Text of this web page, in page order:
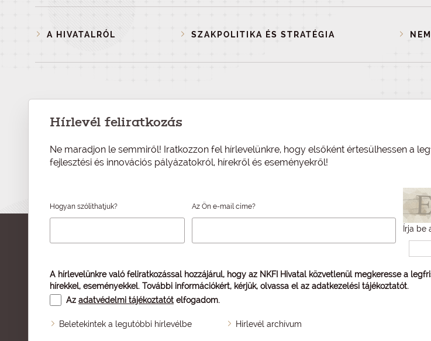
A HIVATALRÓL SZAKPOLITIKA ÉS STRATÉGIA
Hírlevél feliratkozás
Ne maradjon le semmiről! Iratkozzon fel hírlevelünkre, hogy elsőként értesülhessen a
fejlesztési és innovációs pályázatokról, hírekről és eseményekről!
Hogyan szólíthatjuk? Az Ön e-mail címe?
Írja be
A hírlevelünkre való feliratkozással hozzájárul, hogy az NKFI Hivatal közvetlenül megkeresse a
hírekkel, eseményekkel. További információkért, kérjük, olvassa el az adatkezelési tájékoztatót.
Az adatvédelmi tájékoztatót elfogadom.
Beletekintek a legutóbbi hírlevélbe Hírlevél archívum